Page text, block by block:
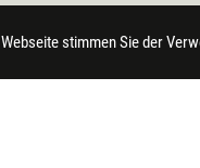
stimmen Sie der